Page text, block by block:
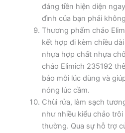
đáng tiền hiện diện
đình của bạn phải
Thương phẩm chảo
kết hợp đi kèm chiều
nhựa hợp chất nhựa
chảo Elimich 235192
bảo mỗi lúc dùng và
nóng lúc cầm.
Chùi rửa, làm sạch
như nhiều kiểu chảo
thường. Qua sự hỗ trợ